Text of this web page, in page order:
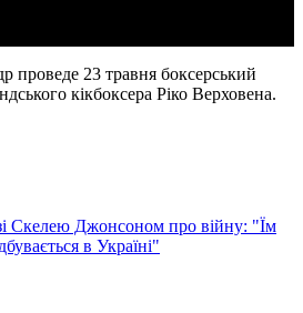
проведе 23 травня боксерський
кікбоксера Ріко Верховена.
Скелею Джонсоном про війну: "Їм
в Україні"